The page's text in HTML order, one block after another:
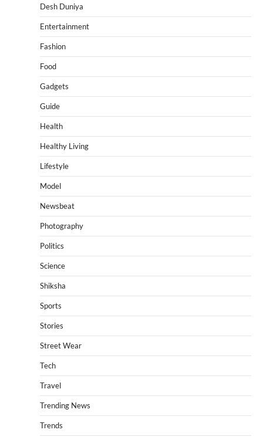
Desh Duniya
Entertainment
Fashion
Food
Gadgets
Guide
Health
Healthy Living
Lifestyle
Model
Newsbeat
Photography
Politics
Science
Shiksha
Sports
Stories
Street Wear
Tech
Travel
Trending News
Trends